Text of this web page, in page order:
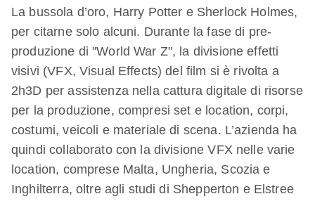
La bussola d’oro, Harry Potter e Sherlock Holmes,
per citarne solo alcuni. Durante la fase di pre-
produzione di "World War Z", la divisione effetti
visivi (VFX, Visual Effects) del film si è rivolta a
2h3D per assistenza nella cattura digitale di risorse
per la produzione, compresi set e location, corpi,
costumi, veicoli e materiale di scena. L’azienda ha
quindi collaborato con la divisione VFX nelle varie
location, comprese Malta, Ungheria, Scozia e
Inghilterra, oltre agli studi di Shepperton e Elstree